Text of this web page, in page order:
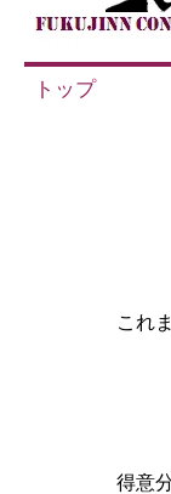
トップ
これ
得意